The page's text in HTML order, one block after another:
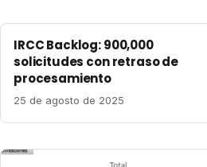
IRCC Backlog: 900,000
solicitudes con retraso de
procesamiento
25 de agosto de 2025